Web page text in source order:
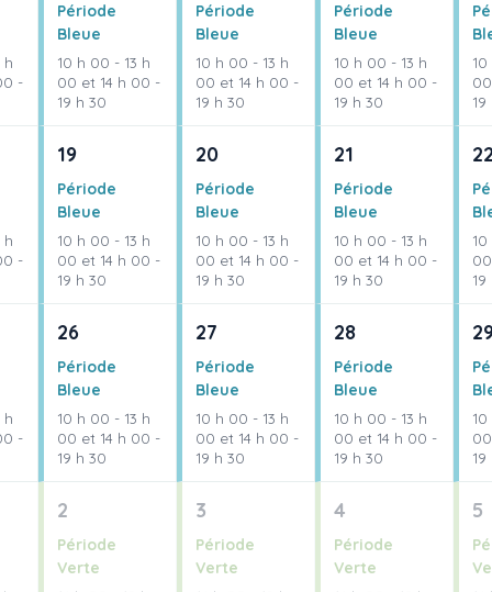
h
-
Période
Bleue
10 h 00 - 13 h
00 et 14 h 00 -
19 h 30
Période
Bleue
10 h 00 - 13 h
00 et 14 h 00 -
19 h 30
Période
Bleue
10 h 00 - 13 h
00 et 14 h 00 -
19 h 30
h
-
19
Période
Bleue
10 h 00 - 13 h
00 et 14 h 00 -
19 h 30
20
Période
Bleue
10 h 00 - 13 h
00 et 14 h 00 -
19 h 30
21
Période
Bleue
10 h 00 - 13 h
00 et 14 h 00 -
19 h 30
h
-
26
Période
Bleue
10 h 00 - 13 h
00 et 14 h 00 -
19 h 30
27
Période
Bleue
10 h 00 - 13 h
00 et 14 h 00 -
19 h 30
28
Période
Bleue
10 h 00 - 13 h
00 et 14 h 00 -
19 h 30
2
Période
Verte
3
Période
Verte
4
Période
Verte
5